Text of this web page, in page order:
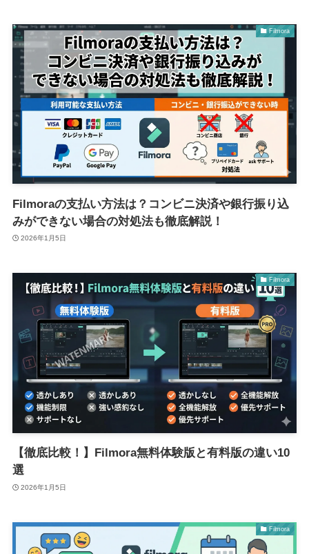
Filmora
Filmoraの支払い方法は？コンビニ決済や銀行振り込
みができない場合の対処法も徹底解説！
2026年1月5日
Filmora
【徹底比較！】Filmora無料体験版と有料版の違い10
選
2026年1月5日
Filmora